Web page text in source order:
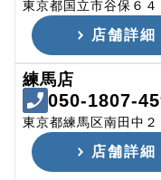
東京都国立市谷保６４
店舗詳細
練馬店
050-1807-
東京都練馬区南田中２
店舗詳細